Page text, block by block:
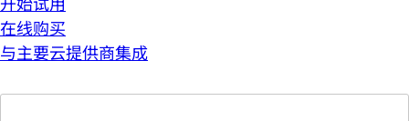
在线购买
与主要云提供商集成